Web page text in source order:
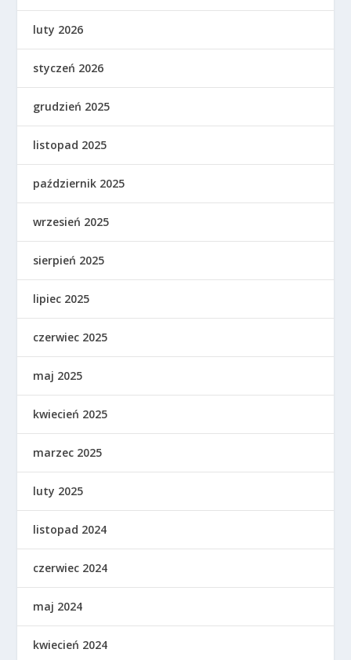
luty 2026
styczeń 2026
grudzień 2025
listopad 2025
październik 2025
wrzesień 2025
sierpień 2025
lipiec 2025
czerwiec 2025
maj 2025
kwiecień 2025
marzec 2025
luty 2025
listopad 2024
czerwiec 2024
maj 2024
kwiecień 2024